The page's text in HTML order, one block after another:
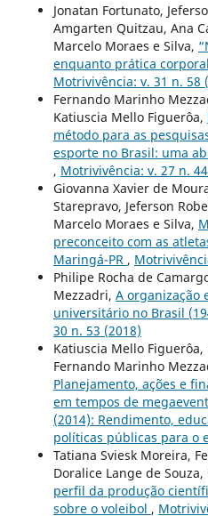
Jonatan Fortunato,
Amgarten Quitzau, Ana
Marcelo Moraes e Silva,
enquanto prática
Motrivivência: v. 31 n. 58
Fernando Marinho
Katiuscia Mello Figuerôa,
método para as
esporte no Brasil: uma
, Motrivivência: v. 27 n.
Giovanna Xavier de
Starepravo, Jeferson
Marcelo Moraes e Silva,
preconceito com as
Maringá-PR ,
Philipe Rocha de
Mezzadri, A organização
universitário no Brasil
30 n. 53 (2018)
Katiuscia Mello
Fernando Marinho
Planejamento, ações e
em tempos de
(2014): Rendimento,
políticas públicas para o
Tatiana Sviesk Moreira,
Doralice Lange de
perfil da produção
sobre o voleibol ,